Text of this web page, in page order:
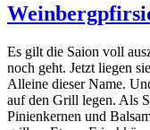
Es gilt die Saion voll
noch geht. Jetzt liegen
Alleine dieser Name.
auf den Grill legen. Als
Pinienkernen und